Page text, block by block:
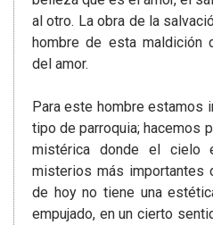
al otro. La obra de la
hombre de esta maldición
del amor.
Para este hombre estamos
tipo de parroquia; hacemos
mistérica donde el cielo
misterios más importantes
de hoy no tiene una
empujado, en un cierto